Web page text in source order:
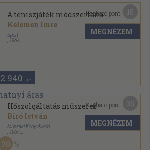
A teniszjáték módszertana
Kelemen Imre
Sport
1964
2.940 ,-Ft
Kapható pont:
MEGNÉZEM
Hőszolgáltatás műszerei
Bíró István
Műszaki Könyvkiadó
1967
Fűzött kemény papírkötés
Ipari szakkönyvtár sorozat
20
Kapható pont:
MEGNÉZEM